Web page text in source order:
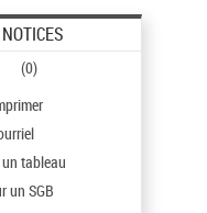
(0)
tableau
un SGB